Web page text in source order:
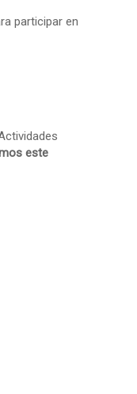
participar en
este